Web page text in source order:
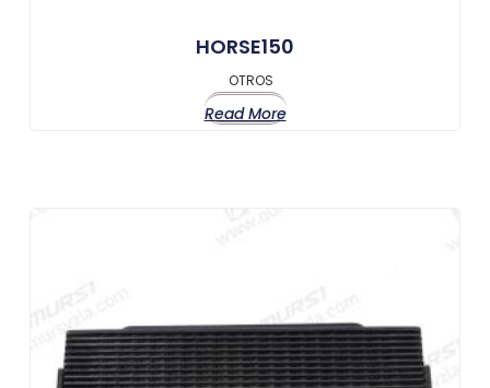
HORSE150
OTROS
Read More